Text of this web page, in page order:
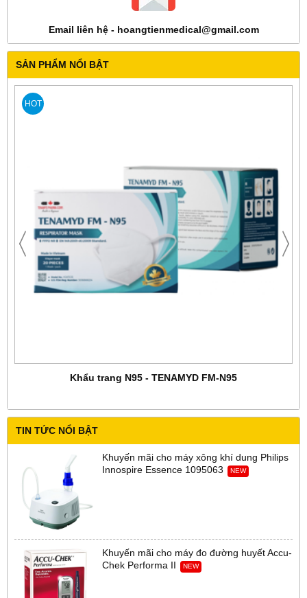
Email liên hệ - hoangtienmedical@gmail.com
SẢN PHẨM NỔI BẬT
HOT
Khẩu trang N95 - TENAMYD FM-N95
TIN TỨC NỔI BẬT
Khuyến mãi cho máy xông khí dung Philips
Innospire Essence 1095063
NEW
Khuyến mãi cho máy đo đường huyết Accu-
Chek Performa II
NEW